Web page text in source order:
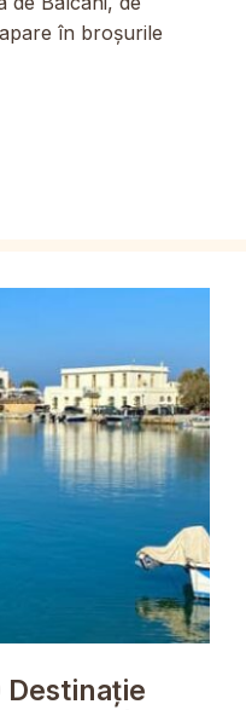
în broșurile
Destinație